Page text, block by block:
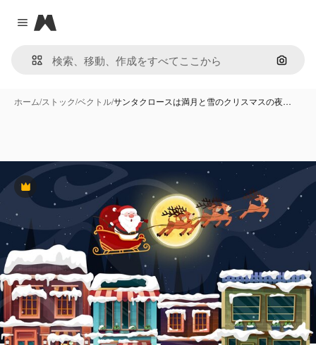
Close menu
Magnific
画像で
ホーム/ストック/ベクトル/サンタクロースは満月と雪のクリスマスの夜…
Premium